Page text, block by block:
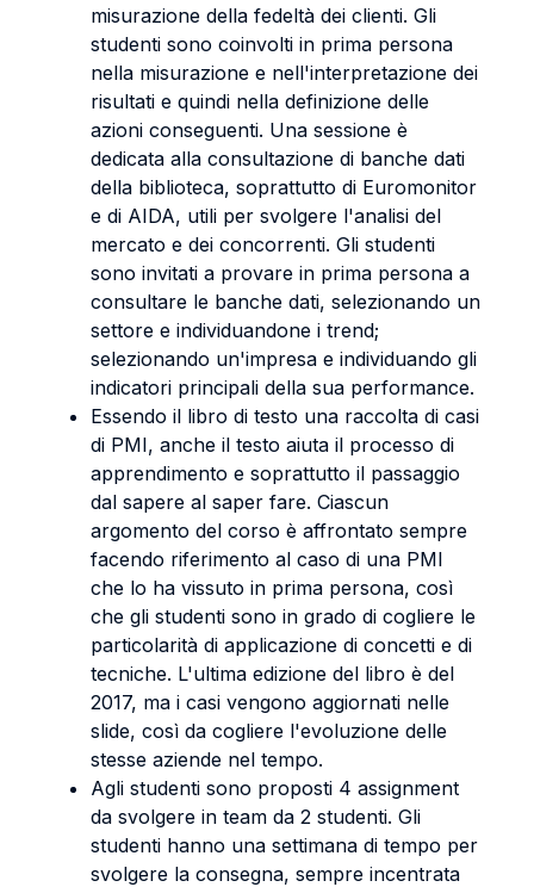
misurazione della fedeltà dei clienti. Gli
studenti sono coinvolti in prima persona
nella misurazione e nell'interpretazione dei
risultati e quindi nella definizione delle
azioni conseguenti. Una sessione è
dedicata alla consultazione di banche dati
della biblioteca, soprattutto di Euromonitor
e di AIDA, utili per svolgere l'analisi del
mercato e dei concorrenti. Gli studenti
sono invitati a provare in prima persona a
consultare le banche dati, selezionando un
settore e individuandone i trend;
selezionando un'impresa e individuando gli
indicatori principali della sua performance.
Essendo il libro di testo una raccolta di casi
di PMI, anche il testo aiuta il processo di
apprendimento e soprattutto il passaggio
dal sapere al saper fare. Ciascun
argomento del corso è affrontato sempre
facendo riferimento al caso di una PMI
che lo ha vissuto in prima persona, così
che gli studenti sono in grado di cogliere le
particolarità di applicazione di concetti e di
tecniche. L'ultima edizione del libro è del
2017, ma i casi vengono aggiornati nelle
slide, così da cogliere l'evoluzione delle
stesse aziende nel tempo.
Agli studenti sono proposti 4 assignment
da svolgere in team da 2 studenti. Gli
studenti hanno una settimana di tempo per
svolgere la consegna, sempre incentrata